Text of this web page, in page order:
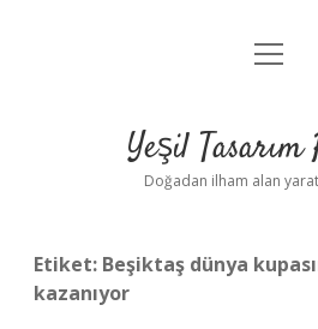
Anasayfa
Yasal Uyarı
menüyü
Yeşil Tasarım
Doğadan ilham alan
Etiket: Beşiktaş dünya
kazanıyor